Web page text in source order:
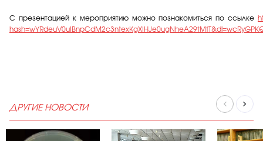
С презентацией к мероприятию можно познакомиться по ссылке
ДРУГИЕ НОВОСТИ